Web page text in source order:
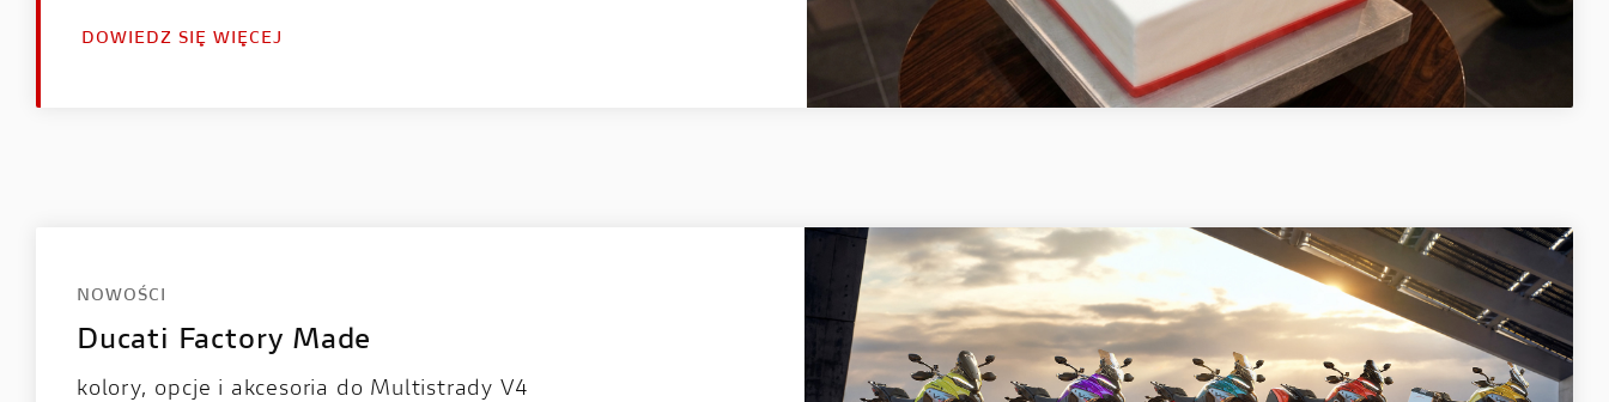
DOWIEDZ SIĘ WIĘCEJ
NOWOŚCI
Ducati Factory Made
kolory, opcje i akcesoria do Multistrady V4